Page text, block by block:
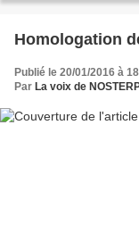
Homologation
Publié le 20/01/2016 à
Par La voix de